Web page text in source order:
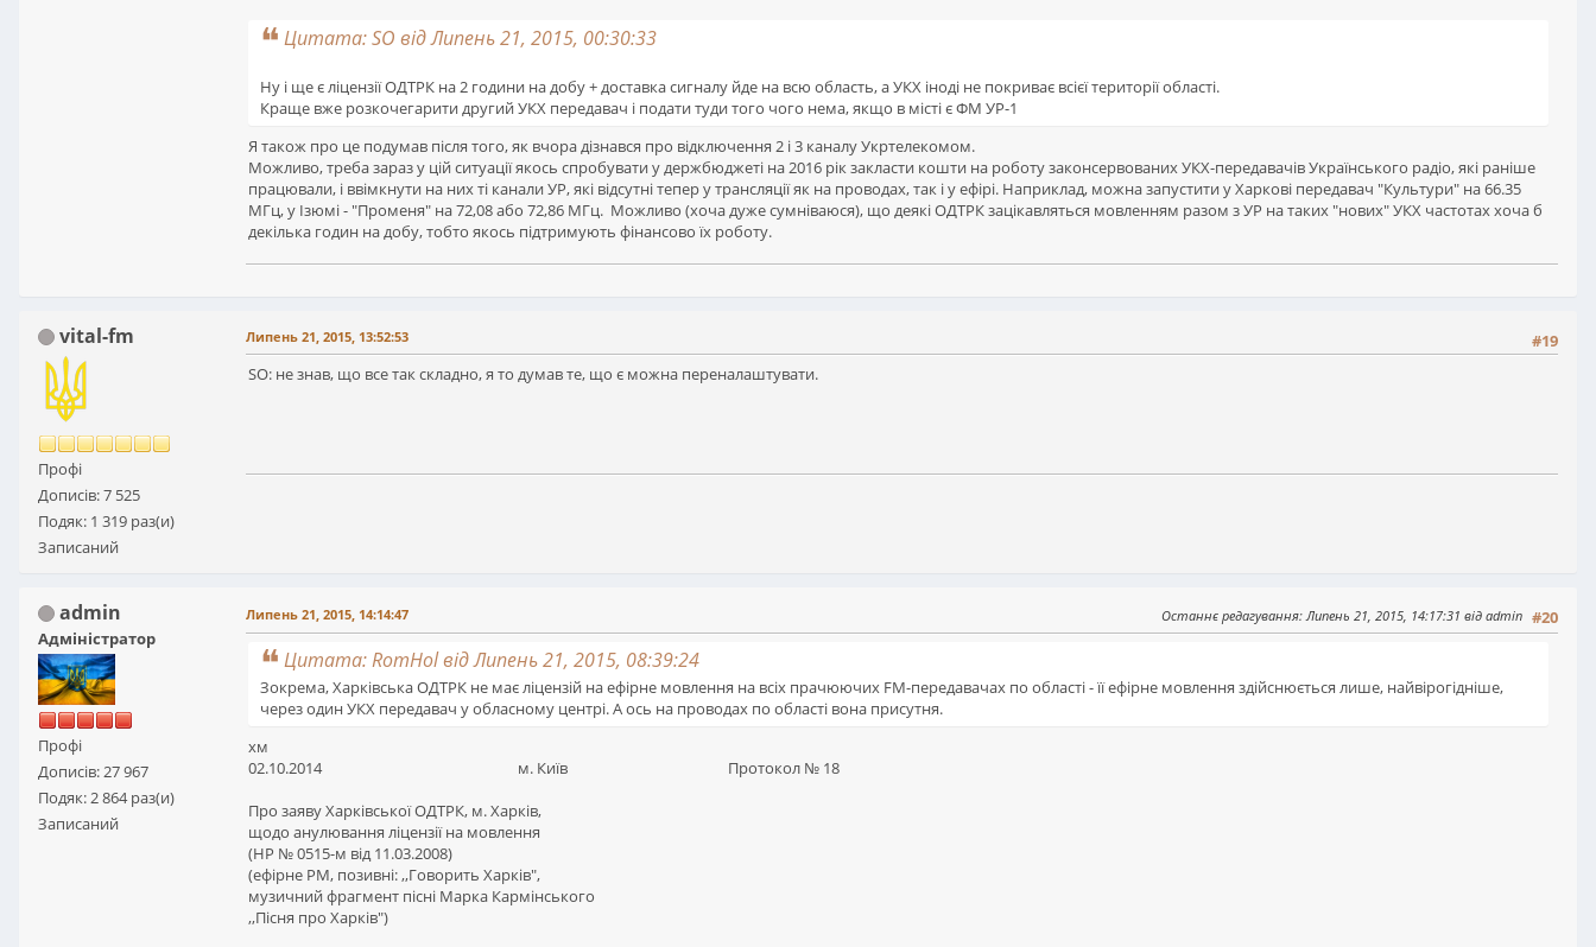
Цитата: SO від Липень 21, 2015, 00:30:33
Ну і ще є ліцензії ОДТРК на 2 години на добу + доставка сигналу йде на всю область, а УКХ іноді не покриває всієї території області.
Краще вже розкочегарити другий УКХ передавач і подати туди того чого нема, якщо в місті є ФМ УР-1
Я також про це подумав після того, як вчора дізнався про відключення 2 і 3 каналу Укртелекомом.
Можливо, треба зараз у цій ситуації якось спробувати у держбюджеті на 2016 рік закласти кошти на роботу законсервованих УКХ-передавачів Українського радіо, які раніше
працювали, і ввімкнути на них ті канали УР, які відсутні тепер у трансляції як на проводах, так і у ефірі. Наприклад, можна запустити у Харкові передавач "Культури" на 66.35
МГц, у Ізюмі - "Променя" на 72,08 або 72,86 МГц. Можливо (хоча дуже сумніваюся), що деякі ОДТРК зацікавляться мовленням разом з УР на таких "нових" УКХ частотах хоча б
декілька годин на добу, тобто якось підтримують фінансово їх роботу.
vital-fm
Профі
Дописів: 7 525
Подяк: 1 319 раз(и)
Записаний
#19
Липень 21, 2015, 13:52:53
SO: не знав, що все так складно, я то думав те, що є можна переналаштувати.
admin
Адміністратор
Профі
Дописів: 27 967
Подяк: 2 864 раз(и)
Записаний
#20
Липень 21, 2015, 14:14:47 Останнє редагування: Липень 21, 2015, 14:17:31 від admin
Цитата: RomHol від Липень 21, 2015, 08:39:24
Зокрема, Харківська ОДТРК не має ліцензій на ефірне мовлення на всіх прачюючих FM-передавачах по області - її ефірне мовлення здійснюється лише, найвірогідніше,
через один УКХ передавач у обласному центрі. А ось на проводах по області вона присутня.
хм
02.10.2014 м. Київ Протокол № 18
Про заяву Харківської ОДТРК, м. Харків,
щодо анулювання ліцензії на мовлення
(НР № 0515-м від 11.03.2008)
(ефірне РМ, позивні: ,,Говорить Харків",
музичний фрагмент пісні Марка Кармінського
,,Пісня про Харків")